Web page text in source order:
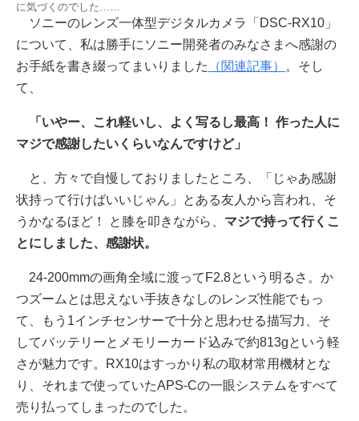
に気づくのでした……
ソニーのレンズ一体型デジタルカメラ「DSC-RX10」
について、私は勝手にソニー開発者のみなさまへ感謝の
お手紙を書き綴ってまいりました
（関連記事）
。そし
て、
「いやー、これ軽いし、よく写るし最高！ 作った人に
マジで感謝したいくらいなんですけど」
と、方々で自慢しておりましたところ、「じゃあ感謝
状持って行けばいいじゃん」とある友人から言われ、そ
うかなるほど！ と膝を叩きながら、 マジで持って行くこ
とにしました、感謝状。
24-200mmの画角全域に渡ってF2.8という明るさ。か
つズームとは思えない手抜きなしのレンズ性能でもっ
て、もう1インチセンサーで十分と思わせる描写力、そ
してバッテリーとメモリーカード込みで約813gという軽
さが魅力です。RX10はすっかり私の取材常用機材とな
り、それまで使っていたAPS-Cの一眼システムをすべて
売り払ってしまったのでした。